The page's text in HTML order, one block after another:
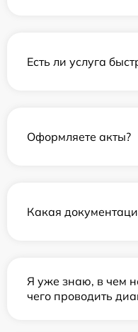
Есть ли услуга
Оформляете акты?
Какая
Я уже знаю, в чем
чего проводить